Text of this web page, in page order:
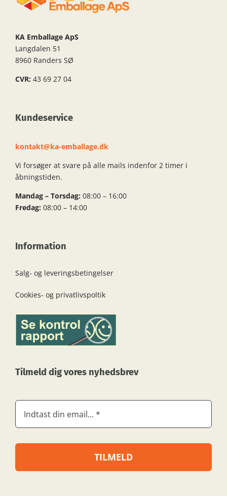
KA Emballage ApS
Langdalen 51
8960 Randers SØ
CVR: 43 69 27 04
Kundeservice
kontakt@ka-emballage.dk
Vi forsøger at svare på alle mails indenfor 2 timer i
åbningstiden.
Mandag – Torsdag: 08:00 – 16:00
Fredag: 08:00 – 14:00
Information
Salg- og leveringsbetingelser
Cookies- og privatlivspoltik
Tilmeld dig vores nyhedsbrev
TILMELD